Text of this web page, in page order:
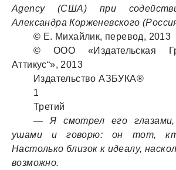
Agency (США) при
Александра Корженевского
© Е. Михайлик, перевод, 2013
© ООО «Издательская
Аттикус“», 2013
Издательство АЗБУКА®
1
Третий
— Я смотрел его
ушами и говорю: он тот,
Настолько близок к идеалу,
возможно.